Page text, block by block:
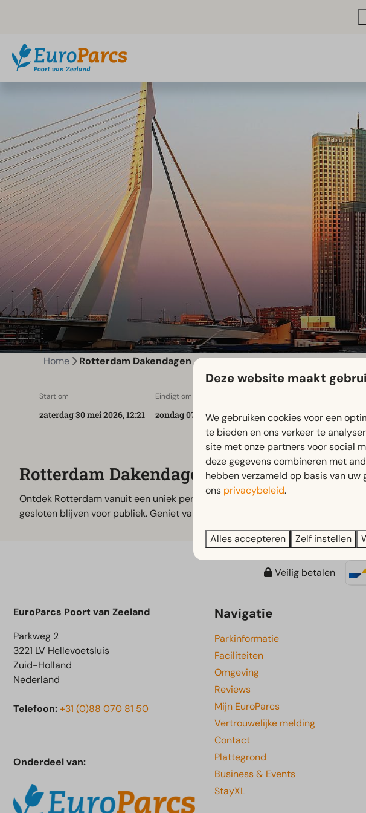
Home Rotterdam Dakendagen
Start om
zaterdag 30 mei 2026, 12:21
Eindigt om
zondag 07 juni 2026, 00:00
Rotterdam Dakendagen
Ontdek Rotterdam vanuit een uniek perspectief tijdens de Rotterdamse
gesloten blijven voor publiek. Geniet van spectaculaire uitzichten,
Veilig betalen
EuroParcs Poort van Zeeland
Parkweg 2
3221 LV Hellevoetsluis
Zuid-Holland
Nederland
Telefoon:+31 (0)88 070 81 50
Onderdeel van:
Navigatie
Parkinformatie
Faciliteiten
Omgeving
Reviews
Mijn EuroParcs
Vertrouwelijke melding
Contact
Plattegrond
Business & Events
StayXL
Deze website maakt
We gebruiken cookies voor een
te bieden en ons verkeer te
site met onze partners voor social
deze gegevens combineren met
hebben verzameld op basis van
ons privacybeleid.
Alles accepteren Zelf instellen